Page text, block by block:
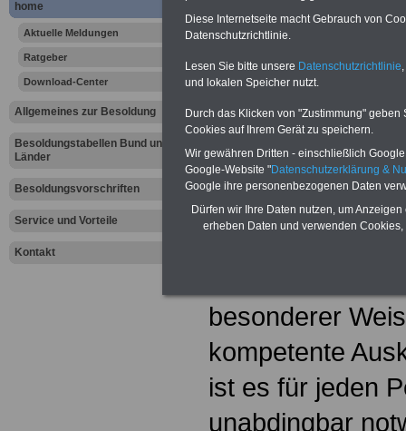
home
Aktuelle Meldungen
Ratgeber
Download-Center
Allgemeines zur Besoldung
Besoldungstabellen Bund und
Länder
Besoldungsvorschriften
Service und Vorteile
Kontakt
Thüringen
Werbung mit Textlink:
250 Euro können Sie einen
Banner für drei Monate
Website eingeblendet wird.
ausfüllenoder eineE-Mail
besonderer
kompetente
ist es für jeden
unabdingbar
Diese Internetseite macht Gebrauch von
Datenschutzrichtlinie.
Lesen Sie bitte unsere Datenschutzrichtlinie
und lokalen Speicher nutzt.
Durch das Klicken von "Zustimmung"
Cookies auf Ihrem Gerät zu speichern.
Wir gewähren Dritten - einschließlich
Google-Website "Datenschutzerklärung &
Google ihre personenbezogenen Daten
Dürfen wir Ihre Daten nutzen, um
erheben Daten und verwenden